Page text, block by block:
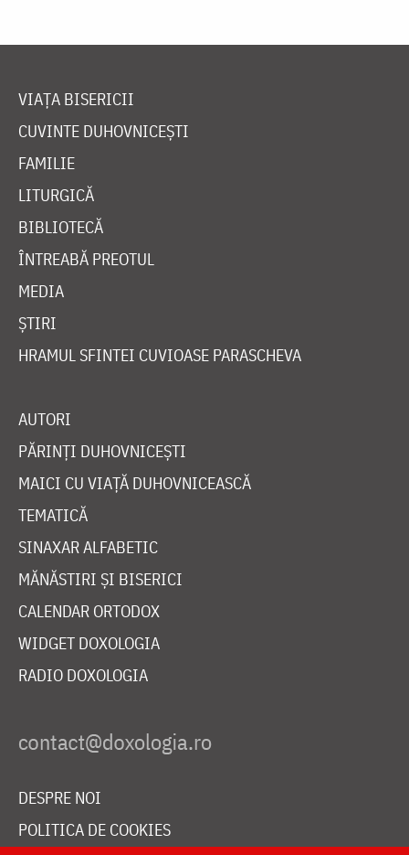
VIAȚA BISERICII
CUVINTE DUHOVNICEȘTI
FAMILIE
LITURGICĂ
BIBLIOTECĂ
ÎNTREABĂ PREOTUL
MEDIA
ȘTIRI
HRAMUL SFINTEI CUVIOASE PARASCHEVA
AUTORI
PĂRINȚI DUHOVNICEȘTI
MAICI CU VIAȚĂ DUHOVNICEASCĂ
TEMATICĂ
SINAXAR ALFABETIC
MĂNĂSTIRI ȘI BISERICI
CALENDAR ORTODOX
WIDGET DOXOLOGIA
RADIO DOXOLOGIA
DESPRE NOI
POLITICA DE COOKIES